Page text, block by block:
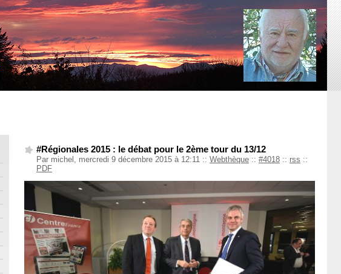
#Régionales 2015 : le débat pour le 2ème tour du 13/12
Par michel, mercredi 9 décembre 2015 à 12:11 :: Webthèque :: #4018 :: rss ::
PDF